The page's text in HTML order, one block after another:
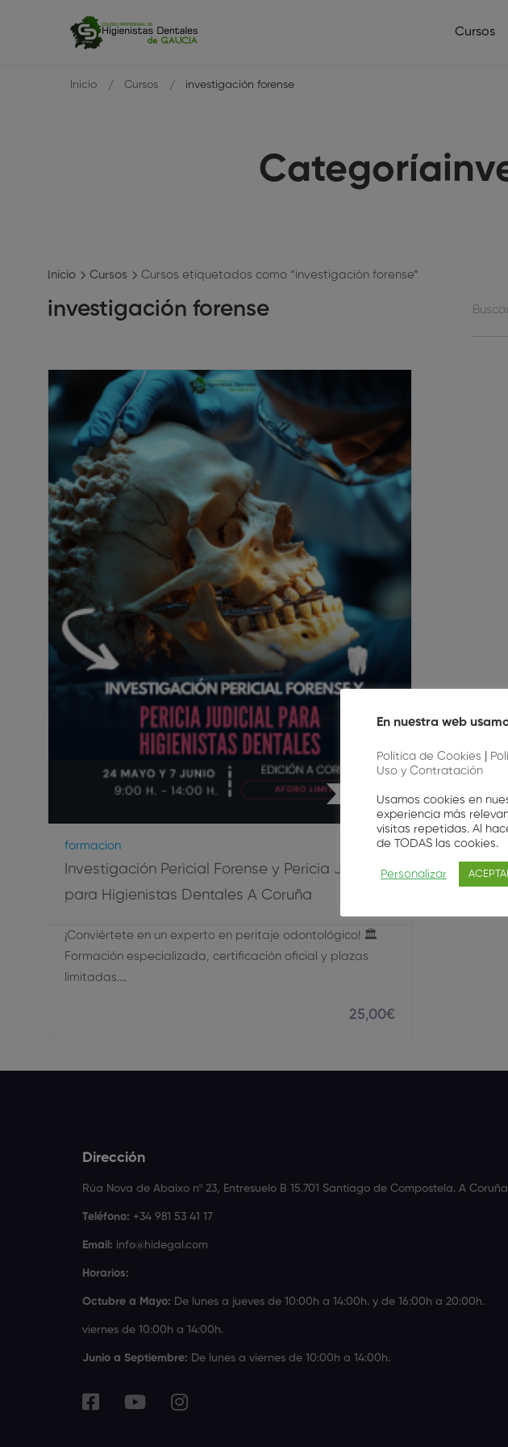
Cursos
Inicio Cursos investigación forense
Inicio Cursos Cursos etiquetados como “investigación forense”
investigación forense
Higiene Oral
Formacion
Investigación Pericial Forense y Pericia Judicial
para Higienistas Dentales A Coruña
¡Conviértete en un experto en peritaje odontológico! 🏛️
Formación especializada, certificación oficial y plazas
limitadas.…
25,00€
Dirección
Rúa Nova de Abaixo nº 23, Entresuelo B 15.701 Santiago de Compostela. A Coruña
Teléfono: +34 981 53 41 17
Email: info@hidegal.com
Horarios:
Octubre a Mayo: De lunes a jueves de 10:00h a 14:00h. y de 16:00h a 20:00h.
viernes de 10:00h a 14:00h.
Junio a Septiembre: De lunes a viernes de 10:00h a 14:00h.
En nuestra web
Política de Cookies
Uso y Contratación
Usamos cookies en
experiencia más
visitas repetidas. Al
de TODAS las cookies.
Personalizar